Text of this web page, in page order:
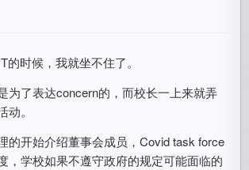
时候，我就坐不住了。
为了表达concern的，而校长一上来就弄
。
的开始介绍董事会成员，Covid task force
，学校如果不遵守政府的规定可能面临的